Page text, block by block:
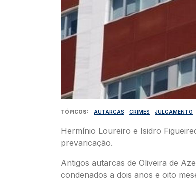
TÓPICOS AUTARCAS CRIMES JULGAMENTO
Hermínio Loureiro e Isidro
prevaricação.
Antigos autarcas de Oliveira de
condenados a dois anos e oito